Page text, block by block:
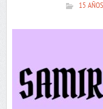
15 AÑOS